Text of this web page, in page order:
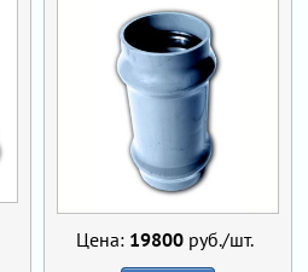
Цена: 19800 руб./шт.